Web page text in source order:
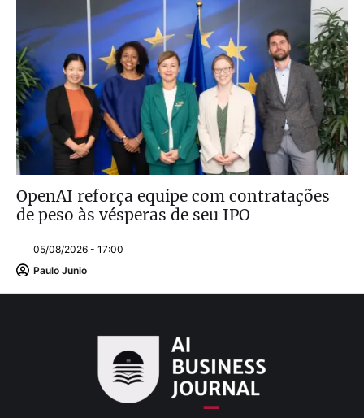
OpenAI reforça equipe com contratações
de peso às vésperas de seu IPO
05/08/2026 - 17:00
Paulo Junio